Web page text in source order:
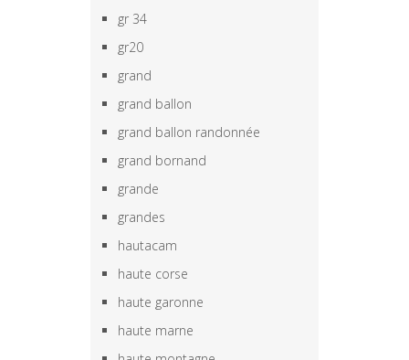
gr 34
gr20
grand
grand ballon
grand ballon randonnée
grand bornand
grande
grandes
hautacam
haute corse
haute garonne
haute marne